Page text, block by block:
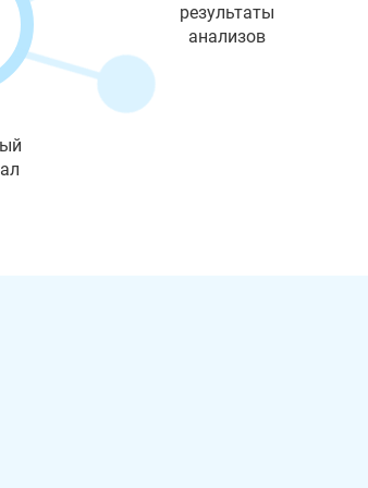
результаты
анализов